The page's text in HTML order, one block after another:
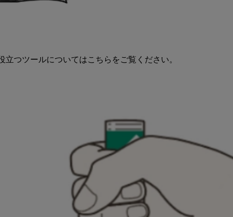
つツールについてはこちらをご覧ください。